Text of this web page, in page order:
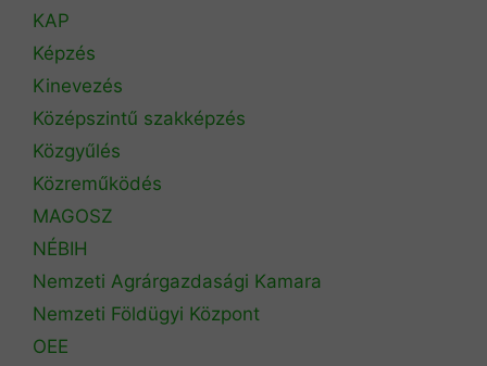
KAP
Képzés
Kinevezés
Középszintű szakképzés
Közgyűlés
Közreműködés
MAGOSZ
NÉBIH
Nemzeti Agrárgazdasági Kamara
Nemzeti Földügyi Központ
OEE